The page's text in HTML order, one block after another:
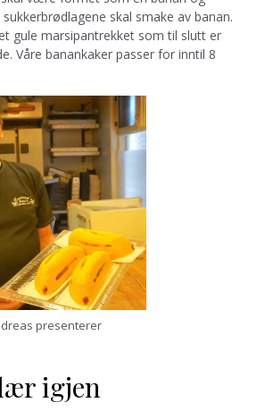
skal smake av banan.
gule marsipantrekket som til slutt er
Våre banankaker passer for inntil 8
presenterer
igjen